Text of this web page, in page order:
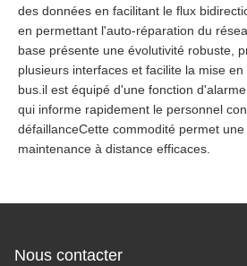
des données en facilitant le flux
en permettant l'auto-réparation du
base présente une évolutivité robuste,
plusieurs interfaces et facilite la mise
bus.il est équipé d'une fonction
qui informe rapidement le personnel
défaillanceCette commodité permet
maintenance à distance efficaces.
Nous contacter